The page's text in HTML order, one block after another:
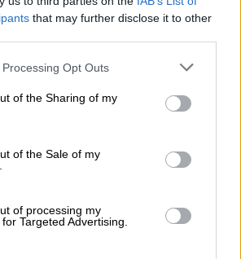
that may further disclose it to other
Opt Outs
of the Sharing of my
of the Sale of my
of processing my
Targeted Advertising.